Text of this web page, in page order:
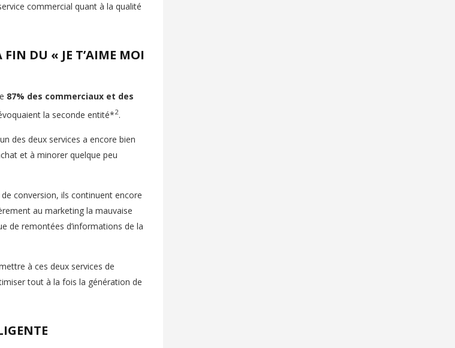
commercial quant à la qualité
DU « JE T’AIME MOI
87% des commerciaux et des
la seconde entité*2.
des deux services a encore bien
et à minorer quelque peu
conversion, ils continuent encore
au marketing la mauvaise
de remontées d’informations de la
à ces deux services de
tout à la fois la génération de